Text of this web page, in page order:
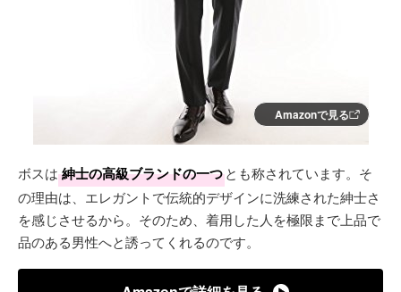
Amazonで見る
ボスは 紳士の高級ブランドの一つとも称されています。そ
の理由は、エレガントで伝統的デザインに洗練された紳士さ
を感じさせるから。そのため、着用した人を極限まで上品で
品のある男性へと誘ってくれるのです。